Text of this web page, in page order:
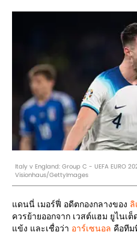
Italy v England: Group C - UEFA EURO
Visionhaus/GettyImages
แดนนี่ เมอร์ฟี่ อดีตกองกลางของ ลิ
ควรย้ายออกจาก เวสต์แฮม ยูไนเ
แข้ง และเชื่อว่า อาร์เซนอล คือทีม